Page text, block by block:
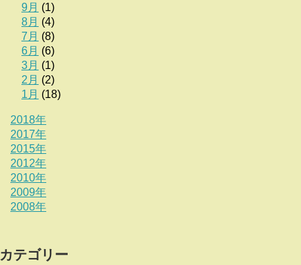
9月 (1)
8月 (4)
7月 (8)
6月 (6)
3月 (1)
2月 (2)
1月 (18)
2018年
2017年
2015年
2012年
2010年
2009年
2008年
カテゴリー